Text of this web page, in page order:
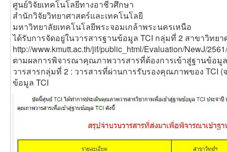
ศูนย์วิจัยเทคโนโลยีทางอาชีวศึกษา
สำนักวิจัยวิทยาศาสตร์และเทคโนโลยี
มหาวิทยาลัยเทคโนโลยีพระจอมเกล้าพระนครเหนือ
ได้รับการจัดอยู่ในวารสารฐานข้อมูล TCI กลุ่มที่ 2 สาขาวิทย
http://www.kmutt.ac.th/jif/public_html/Evaluation/NewJ/
ตามผลการพิจารณาคุณภาพวารสารที่ต้องการเข้าสู่ฐานข้อมูล
วารสารกลุ่มที่ 2 : วารสารที่ผ่านการรับรองคุณภาพของ TCI
ข้อมูล TCI